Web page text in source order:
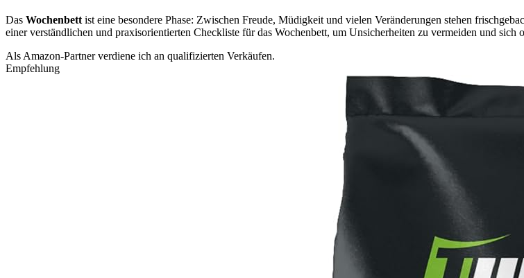
Das Wochenbett ist eine besondere Phase: Zwischen Freude, Müdigkeit und vielen Veränderungen stehen
einer verständlichen und praxisorientierten Checkliste für das Wochenbett, um Unsicherheiten zu vermeiden und
Als Amazon-Partner verdiene ich an qualifizierten Verkäufen.
Empfehlung